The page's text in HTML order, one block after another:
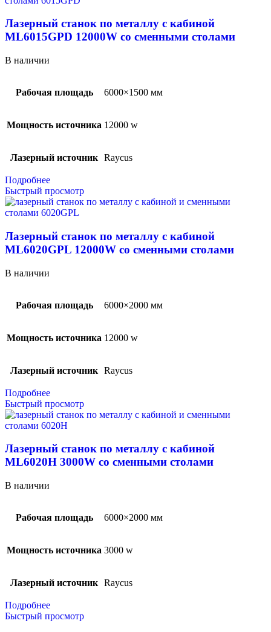
Лазерный станок по металлу с кабиной
ML6015GPD 12000W со сменными столами
В наличии
Рабочая площадь 6000×1500 мм
Мощность источника 12000 w
Лазерный источник Raycus
Подробнее
Быстрый просмотр
Лазерный станок по металлу с кабиной
ML6020GPL 12000W со сменными столами
В наличии
Рабочая площадь 6000×2000 мм
Мощность источника 12000 w
Лазерный источник Raycus
Подробнее
Быстрый просмотр
Лазерный станок по металлу с кабиной
ML6020H 3000W со сменными столами
В наличии
Рабочая площадь 6000×2000 мм
Мощность источника 3000 w
Лазерный источник Raycus
Подробнее
Быстрый просмотр